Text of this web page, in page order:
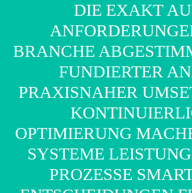
DIE EXAKT
BRANCHE
FUNDIERTER
PRAXISNAHER
OPTIMIERUNG
SYSTEME
PROZESSE